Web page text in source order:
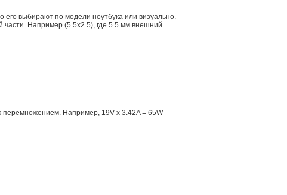
его выбирают по модели ноутбука или визуально.
Например (5.5x2.5), где 5.5 мм внешний
Например, 19V x 3.42A = 65W